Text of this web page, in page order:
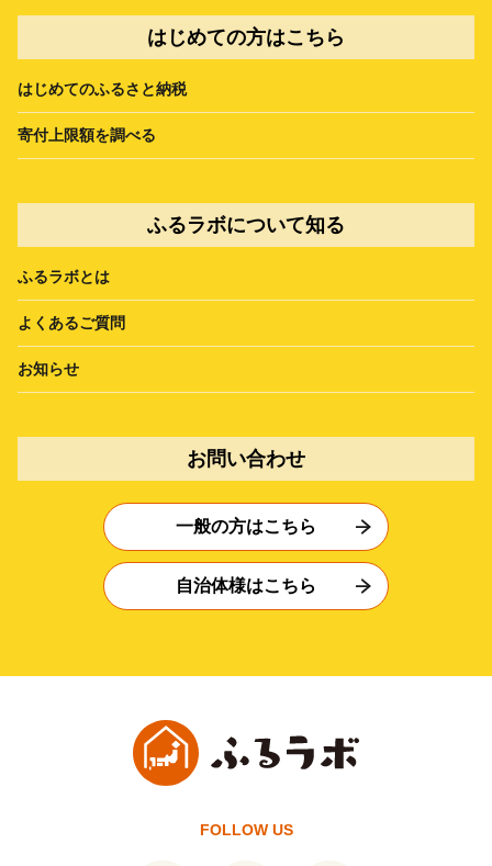
はじめての方はこちら
はじめてのふるさと納税
寄付上限額を調べる
ふるラボについて知る
ふるラボとは
よくあるご質問
お知らせ
お問い合わせ
一般の方はこちら
自治体様はこちら
FOLLOW US